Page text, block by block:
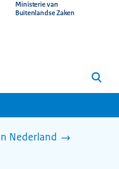
Ministerie van
Buitenlandse Zaken
Zoeken
Nederland